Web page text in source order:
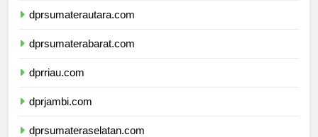
dprsumaterautara.com
dprsumaterabarat.com
dprriau.com
dprjambi.com
dprsumateraselatan.com